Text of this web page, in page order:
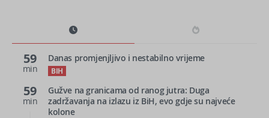
59
min
Danas promjenjljivo i nestabilno vrijeme
BIH
59
min
Gužve na granicama od ranog jutra: Duga
zadržavanja na izlazu iz BiH, evo gdje su najveće
kolone